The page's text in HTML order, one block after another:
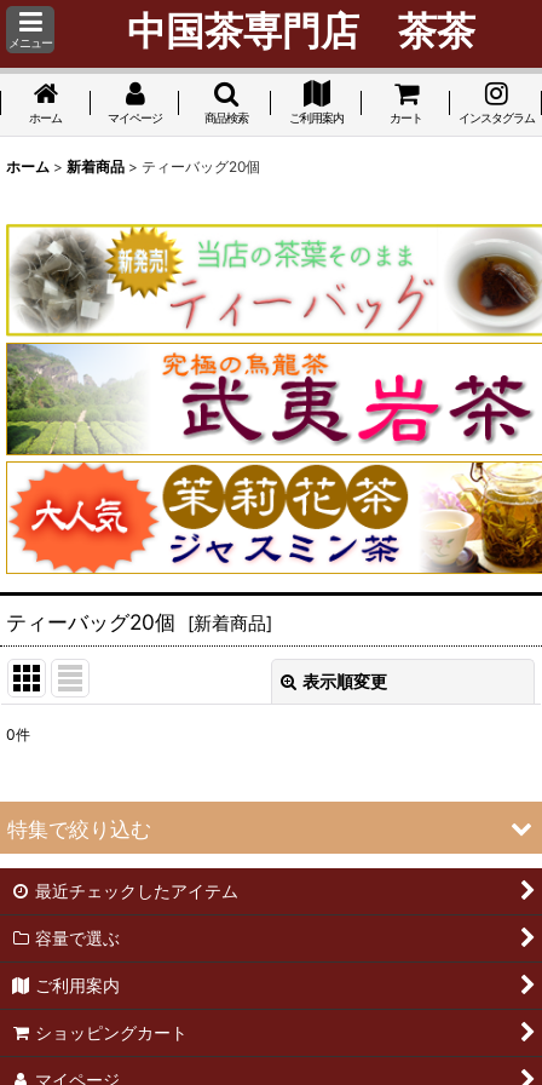
メニュー 中国茶専門店 茶茶
ホーム マイページ 商品検索 ご利用案内 カート インスタグラム
ホーム > 新着商品 > ティーバッグ20個
ティーバッグ20個 [新着商品]
表示順変更
並び順:
0件
特集で絞り込む
緑茶50g
緑茶25g
武夷岩茶50g
最近チェックしたアイテム
容量で選ぶ
ご利用案内
ショッピングカート
マイページ